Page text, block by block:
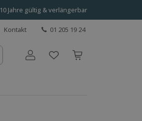
10 Jahre gültig & verlängerbar
Kontakt 01 205 19 24
Benutzerkonto